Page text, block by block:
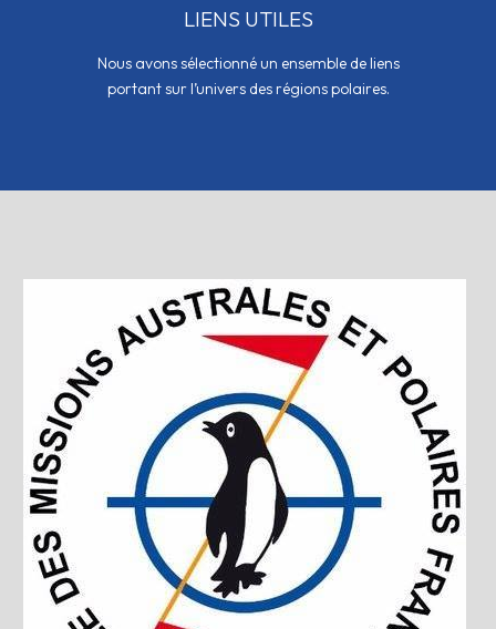
LIENS UTILES
Nous avons sélectionné un ensemble de liens
portant sur l’univers des régions polaires.